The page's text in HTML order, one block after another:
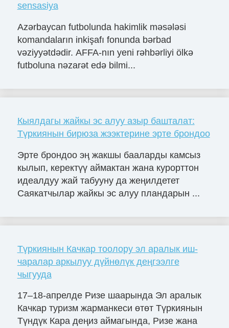
sensasiya
Azərbaycan futbolunda hakimlik məsələsi
komandaların inkişafı fonunda bərbad
vəziyyətdədir. AFFA-nın yeni rəhbərliyi ölkə
futboluna nəzarət edə bilmi...
Кыялдагы жайкы эс алуу азыр башталат:
Түркиянын бирюза жээктерине эрте брондоо
Эрте брондоо эң жакшы бааларды камсыз
кылып, керектүү аймактан жана курорттон
идеалдуу жай табууну да жеңилдетет
Саякатчылар жайкы эс алуу пландарын ...
Түркиянын Качкар тоолору эл аралык иш-
чаралар аркылуу дүйнөлүк деңгээлге
чыгууда
17–18-апрелде Ризе шаарында Эл аралык
Качкар туризм жарманкеси өтөт Түркиянын
Түндүк Кара деңиз аймагында, Ризе жана